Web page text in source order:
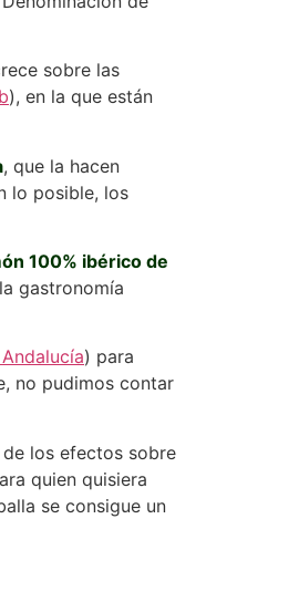
sobre las
), en la que están
, que la hacen
lo posible, los
100% ibérico de
gastronomía
) para
no pudimos contar
los efectos sobre
quien quisiera
se consigue un